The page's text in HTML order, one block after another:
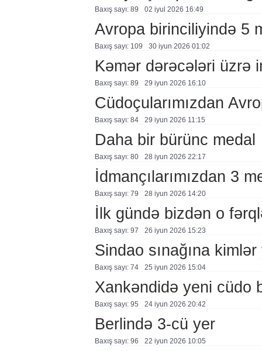
Baxış sayı: 89 02 i̇yul 2026 16:49
Avropa birinciliyində 5
Baxış sayı: 109 30 i̇yun 2026 01:02
Kəmər dərəcələri üzrə
Baxış sayı: 89 29 i̇yun 2026 16:10
Cüdoçularımızdan
Baxış sayı: 84 29 i̇yun 2026 11:15
Daha bir bürünc medal
Baxış sayı: 80 28 i̇yun 2026 22:17
İdmançılarımızdan 3
Baxış sayı: 79 28 i̇yun 2026 14:20
İlk gündə bizdən o
Baxış sayı: 97 26 i̇yun 2026 15:23
Sindao sınağına kimlər
Baxış sayı: 74 25 i̇yun 2026 15:04
Xankəndidə yeni cüdo
Baxış sayı: 95 24 i̇yun 2026 20:42
Berlində 3-cü yer
Baxış sayı: 96 22 i̇yun 2026 10:05